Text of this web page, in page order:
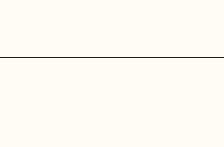
pequeno e um preço